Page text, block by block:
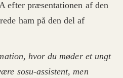
efter præsentationen af den
ham på den del af
hvor du møder et ungt
sosu-assistent, men